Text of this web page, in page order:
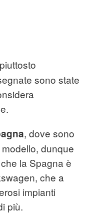
sono state
, dove sono
dunque
la Spagna è
che a
impianti
più.